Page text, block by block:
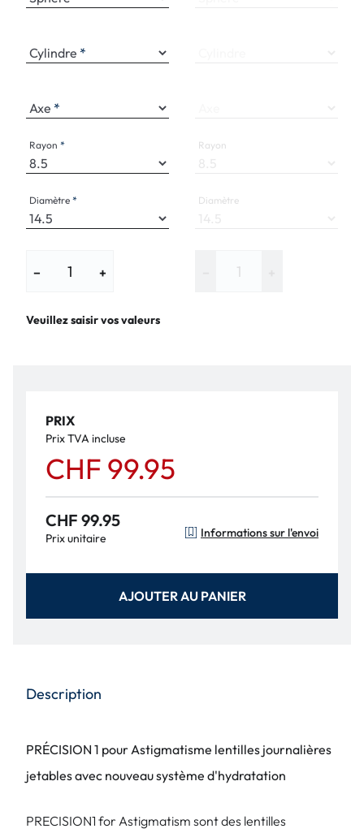
Cylindre
Axe
Rayon
Diamètre
− +
Veuillez saisir vos valeurs
Rayon
Diamètre
PRIX
Prix TVA incluse
CHF 99.95
CHF 99.95
Prix unitaire Informations sur l'envoi
AJOUTER AU PANIER
Description
PRÉCISION 1 pour Astigmatisme lentilles journalières
jetables avec nouveau système d'hydratation
PRECISION1 for Astigmatism sont des lentilles